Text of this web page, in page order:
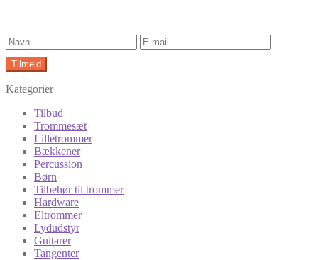
Kategorier
Tilbud
Trommesæt
Lilletrommer
Bækkener
Percussion
Børn
Tilbehør til trommer
Hardware
Eltrommer
Lydudstyr
Guitarer
Tangenter